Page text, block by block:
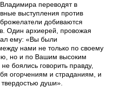
переводят в
выступления против
добиваются
Один архиерей, провожая
ему: «Вы были
нами не только по своему
но и по Вашим высоким
боялись говорить правду,
огорчениям и страданиям, и
души».